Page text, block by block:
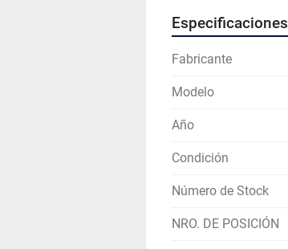
Especificaciones
Fabricante
Modelo
Año
Condición
Número de Stock
NRO. DE POSICIÓN